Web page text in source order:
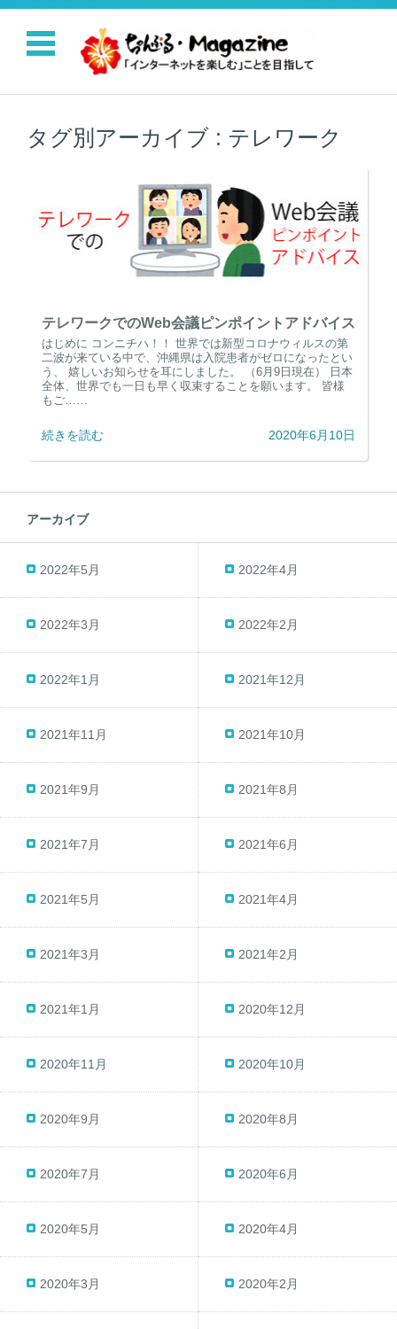
コンテンツに移動
タグ別アーカイブ : テレワーク
テレワークでのWeb会議ピンポイントアドバイス
はじめに コンニチハ！！ 世界では新型コロナウィルスの第
二波が来ている中で、沖縄県は入院患者がゼロになったとい
う、 嬉しいお知らせを耳にしました。 （6月9日現在） 日本
全体、世界でも一日も早く収束することを願います。 皆様
もご……
続きを読む 2020年6月10日
アーカイブ
2022年5月 2022年4月
2022年3月 2022年2月
2022年1月 2021年12月
2021年11月 2021年10月
2021年9月 2021年8月
2021年7月 2021年6月
2021年5月 2021年4月
2021年3月 2021年2月
2021年1月 2020年12月
2020年11月 2020年10月
2020年9月 2020年8月
2020年7月 2020年6月
2020年5月 2020年4月
2020年3月 2020年2月